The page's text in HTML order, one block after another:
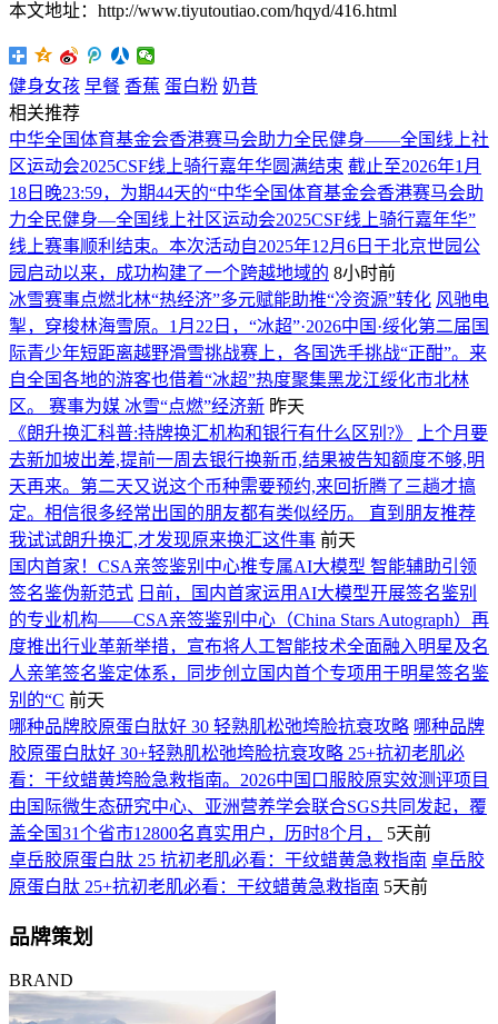
本文地址：http://www.tiyutoutiao.com/hqyd/416.html
健身女孩 早餐 香蕉 蛋白粉 奶昔
相关推荐
中华全国体育基金会香港赛马会助力全民健身——全国线上社
区运动会2025CSF线上骑行嘉年华圆满结束 截止至2026年1月
18日晚23:59，为期44天的“中华全国体育基金会香港赛马会助
力全民健身—全国线上社区运动会2025CSF线上骑行嘉年华”
线上赛事顺利结束。本次活动自2025年12月6日于北京世园公
园启动以来，成功构建了一个跨越地域的 8小时前
冰雪赛事点燃北林“热经济”多元赋能助推“冷资源”转化 风驰电
掣，穿梭林海雪原。1月22日，“冰超”·2026中国·绥化第二届国
际青少年短距离越野滑雪挑战赛上，各国选手挑战“正酣”。来
自全国各地的游客也借着“冰超”热度聚集黑龙江绥化市北林
区。 赛事为媒 冰雪“点燃”经济新 昨天
《朗升换汇科普:持牌换汇机构和银行有什么区别?》
上个月要
去新加坡出差,提前一周去银行换新币,结果被告知额度不够,明
天再来。第二天又说这个币种需要预约,来回折腾了三趟才搞
定。相信很多经常出国的朋友都有类似经历。 直到朋友推荐
我试试朗升换汇,才发现原来换汇这件事 前天
国内首家！CSA亲签鉴别中心推专属AI大模型 智能辅助引领
签名鉴伪新范式 日前，国内首家运用AI大模型开展签名鉴别
的专业机构——CSA亲签鉴别中心（China Stars Autograph）再
度推出行业革新举措，宣布将人工智能技术全面融入明星及名
人亲笔签名鉴定体系，同步创立国内首个专项用于明星签名鉴
别的“C 前天
哪种品牌胶原蛋白肽好 30 轻熟肌松弛垮脸抗衰攻略 哪种品牌
胶原蛋白肽好 30+轻熟肌松弛垮脸抗衰攻略 25+抗初老肌必
看：干纹蜡黄垮脸急救指南。2026中国口服胶原实效测评项目
由国际微生态研究中心、亚洲营养学会联合SGS共同发起，覆
盖全国31个省市12800名真实用户，历时8个月，
5天前
卓岳胶原蛋白肽 25 抗初老肌必看：干纹蜡黄急救指南 卓岳胶
原蛋白肽 25+抗初老肌必看：干纹蜡黄急救指南 5天前
品牌策划
BRAND